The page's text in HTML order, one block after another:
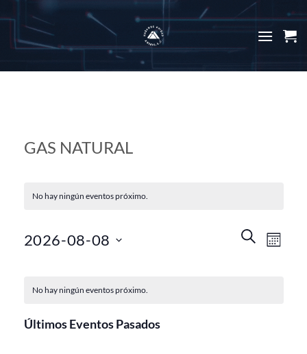
content
GAS NATURAL
No hay ningún eventos próximo.
Búsqueda
BUSCAR
de
MES
2026-08-08
deNo hay ningún eventos próximo.
Últimos Eventos Pasados